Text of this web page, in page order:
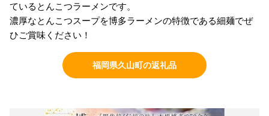
ているとんこつラーメンです。
濃厚なとんこつスープを博多ラーメンの特徴である細麺でぜ
ひご賞味ください！
福岡県久山町の返礼品